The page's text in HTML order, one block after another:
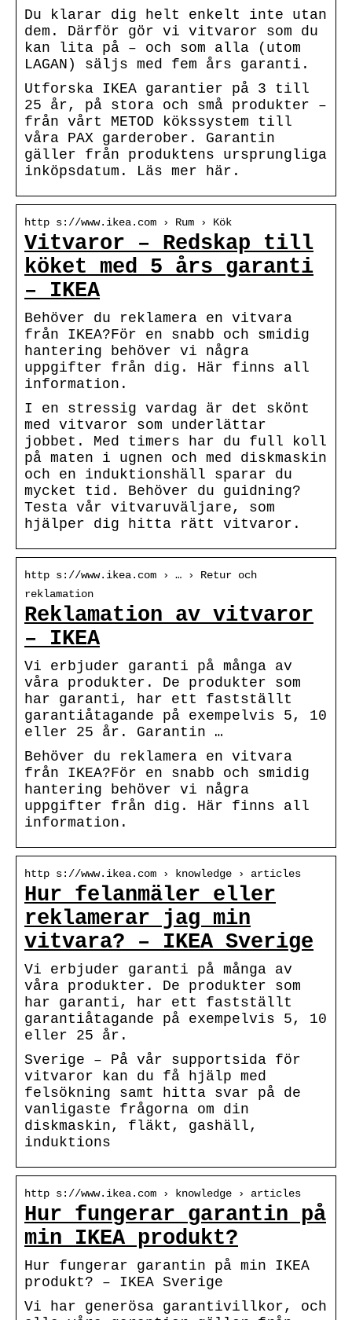
Du klarar dig helt enkelt inte utan
dem. Därför gör vi vitvaror som du
kan lita på – och som alla (utom
LAGAN) säljs med fem års garanti.
Utforska IKEA garantier på 3 till
25 år, på stora och små produkter –
från vårt METOD kökssystem till
våra PAX garderober. Garantin
gäller från produktens ursprungliga
inköpsdatum. Läs mer här.
http s://www.ikea.com › Rum › Kök
Vitvaror – Redskap till
köket med 5 års garanti
– IKEA
Behöver du reklamera en vitvara
från IKEA?För en snabb och smidig
hantering behöver vi några
uppgifter från dig. Här finns all
information.
I en stressig vardag är det skönt
med vitvaror som underlättar
jobbet. Med timers har du full koll
på maten i ugnen och med diskmaskin
och en induktionshäll sparar du
mycket tid. Behöver du guidning?
Testa vår vitvaruväljare, som
hjälper dig hitta rätt vitvaror.
http s://www.ikea.com › … › Retur och
reklamation
Reklamation av vitvaror
– IKEA
Vi erbjuder garanti på många av
våra produkter. De produkter som
har garanti, har ett fastställt
garantiåtagande på exempelvis 5, 10
eller 25 år. Garantin …
Behöver du reklamera en vitvara
från IKEA?För en snabb och smidig
hantering behöver vi några
uppgifter från dig. Här finns all
information.
http s://www.ikea.com › knowledge › articles
Hur felanmäler eller
reklamerar jag min
vitvara? – IKEA Sverige
Vi erbjuder garanti på många av
våra produkter. De produkter som
har garanti, har ett fastställt
garantiåtagande på exempelvis 5, 10
eller 25 år.
Sverige – På vår supportsida för
vitvaror kan du få hjälp med
felsökning samt hitta svar på de
vanligaste frågorna om din
diskmaskin, fläkt, gashäll,
induktions
http s://www.ikea.com › knowledge › articles
Hur fungerar garantin på
min IKEA produkt?
Hur fungerar garantin på min IKEA
produkt? – IKEA Sverige
Vi har generösa garantivillkor, och